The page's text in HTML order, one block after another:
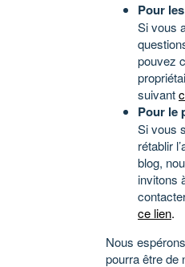
Pour
Si vous
pouvez
suivant
Pour le
Si vous
rétablir
blog,
invitons
ce lien.
Nous
pourra être de